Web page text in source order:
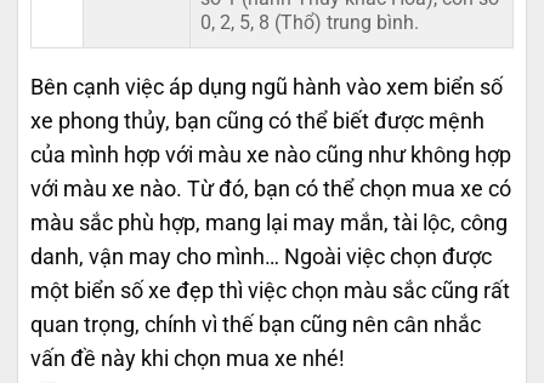
0, 2, 5, 8 (Thổ) trung bình.
Bên cạnh việc áp dụng ngũ hành vào xem biển số
xe phong thủy, bạn cũng có thể biết được mệnh
của mình hợp với màu xe nào cũng như không hợp
với màu xe nào. Từ đó, bạn có thể chọn mua xe có
màu sắc phù hợp, mang lại may mắn, tài lộc, công
danh, vận may cho mình… Ngoài việc chọn được
một biển số xe đẹp thì việc chọn màu sắc cũng rất
quan trọng, chính vì thế bạn cũng nên cân nhắc
vấn đề này khi chọn mua xe nhé!